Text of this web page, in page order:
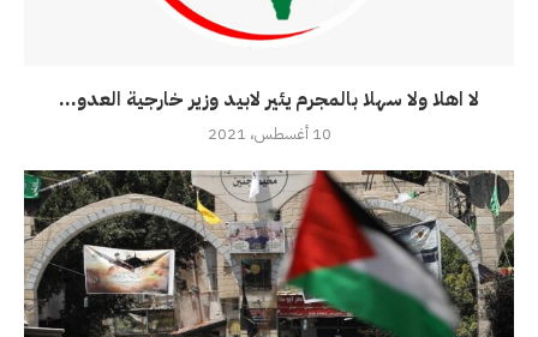
لا اهلا ولا سهلا بالمجرم يئير لابيد وزير خارجية العدو...
10 أغسطس، 2021